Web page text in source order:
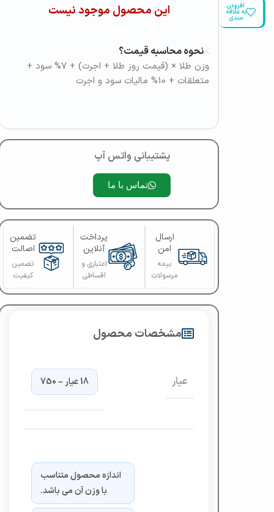
افزودن
به علاقه
مندی این محصول موجود نیست
نحوه محاسبه قیمت؟
وزن طلا × (قیمت روز طلا + اجرت) + 7% سود +
متعلقات + 10% مالیات سود و اجرت
پشتیبانی واتس آپ
تماس با ما
ارسال
امن
بیمه
مرسولات
پرداخت
آنلاین
اعتباری و
اقساطی
تضمین
اصالت
تضمین
کیفیت
مشخصات محصول
عیار 18 عیار – 750
اندازه محصول متناسب
با وزن آن می باشد.